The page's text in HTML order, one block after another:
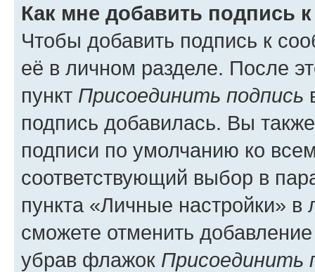
Как мне добавить подпись
Чтобы добавить подпись к
её в личном разделе. После
пункт Присоединить подпись
подпись добавилась. Вы
подписи по умолчанию ко
соответствующий выбор в
пункта «Личные настройки»
сможете отменить
убрав флажок Присоединить